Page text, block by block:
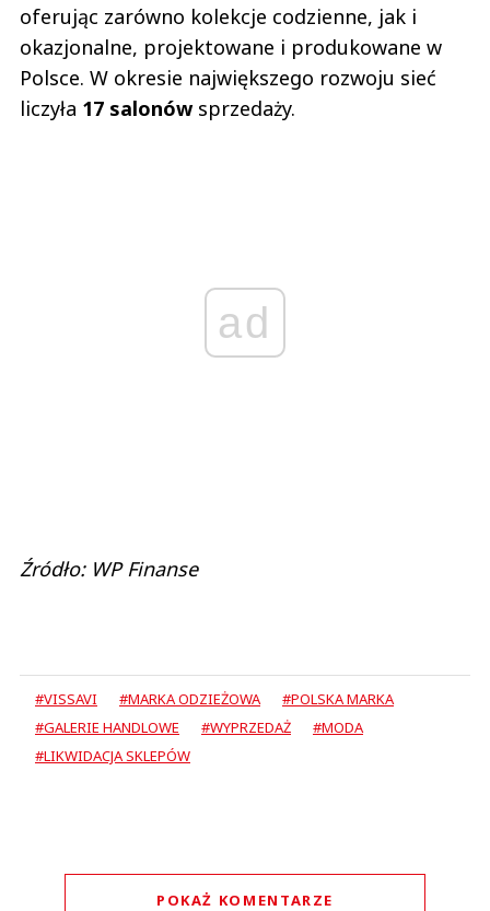
oferując zarówno kolekcje codzienne, jak i
okazjonalne, projektowane i produkowane w
Polsce. W okresie największego rozwoju sieć
liczyła 17 salonówsprzedaży.
ad
Źródło: WP Finanse
#VISSAVI #MARKA ODZIEŻOWA
#POLSKA MARKA
#GALERIE HANDLOWE
#WYPRZEDAŻ
#MODA
#LIKWIDACJA SKLEPÓW
POKAŻ KOMENTARZE